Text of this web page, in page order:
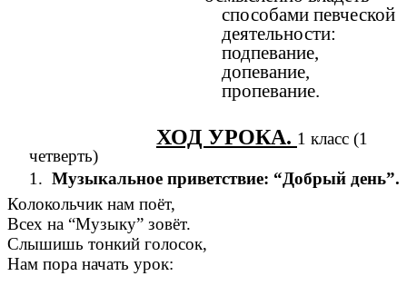
способами певческой
деятельности:
подпевание,
допевание,
пропевание.
ХОД УРОКА. 1 класс (1
четверть)
1. Музыкальное приветствие: “Добрый день”.
Колокольчик нам поёт,
Всех на “Музыку” зовёт.
Слышишь тонкий голосок,
Нам пора начать урок: